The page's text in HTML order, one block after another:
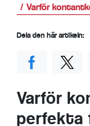
Varför
Varför
perfekta
Dela den här artikeln: